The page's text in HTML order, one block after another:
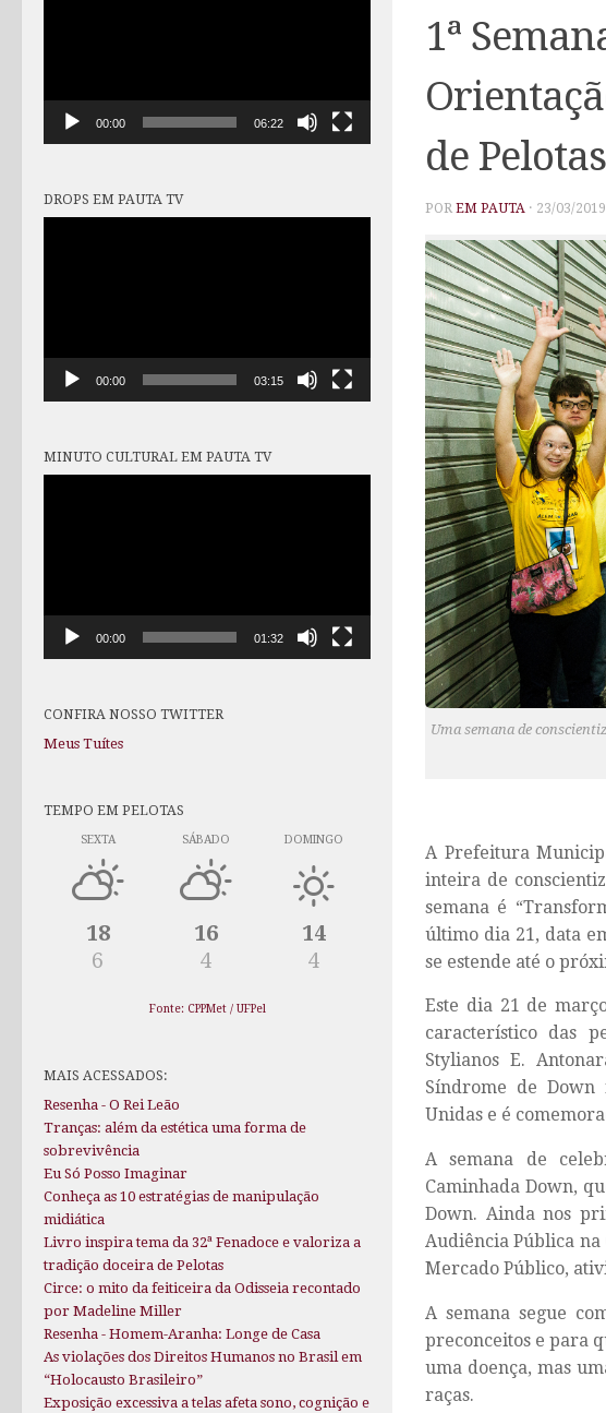
1ª
de Pelotas
POR EM PAUTA · 23/03/2019
Uma semana de
A Prefeitura
inteira de
semana é
último dia 21, data
se estende até o
Este dia 21 de
característico das
Stylianos E.
Síndrome de Down
Unidas e é
A semana de
Caminhada Down,
Down. Ainda nos
Audiência Pública na
Mercado Público,
A semana segue
preconceitos e para
uma doença, mas
raças.
00:00 06:22
DROPS EM PAUTA TV
00:00 03:15
MINUTO CULTURAL EM PAUTA TV
00:00 01:32
CONFIRA NOSSO TWITTER
Meus Tuítes
TEMPO EM PELOTAS
SEXTA
18
6
SÁBADO
16
4
DOMINGO
14
4
Fonte: CPPMet / UFPel
MAIS ACESSADOS:
Resenha - O Rei Leão
Tranças: além da estética uma forma de
sobrevivência
Eu Só Posso Imaginar
Conheça as 10 estratégias de manipulação
midiática
Livro inspira tema da 32ª Fenadoce e valoriza a
tradição doceira de Pelotas
Circe: o mito da feiticeira da Odisseia recontado
por Madeline Miller
Resenha - Homem-Aranha: Longe de Casa
As violações dos Direitos Humanos no Brasil em
“Holocausto Brasileiro”
Exposição excessiva a telas afeta sono, cognição e